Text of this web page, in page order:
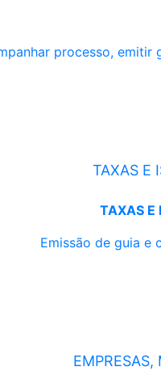
processo, emitir
TAXAS E
TAXAS E
Emissão de guia e